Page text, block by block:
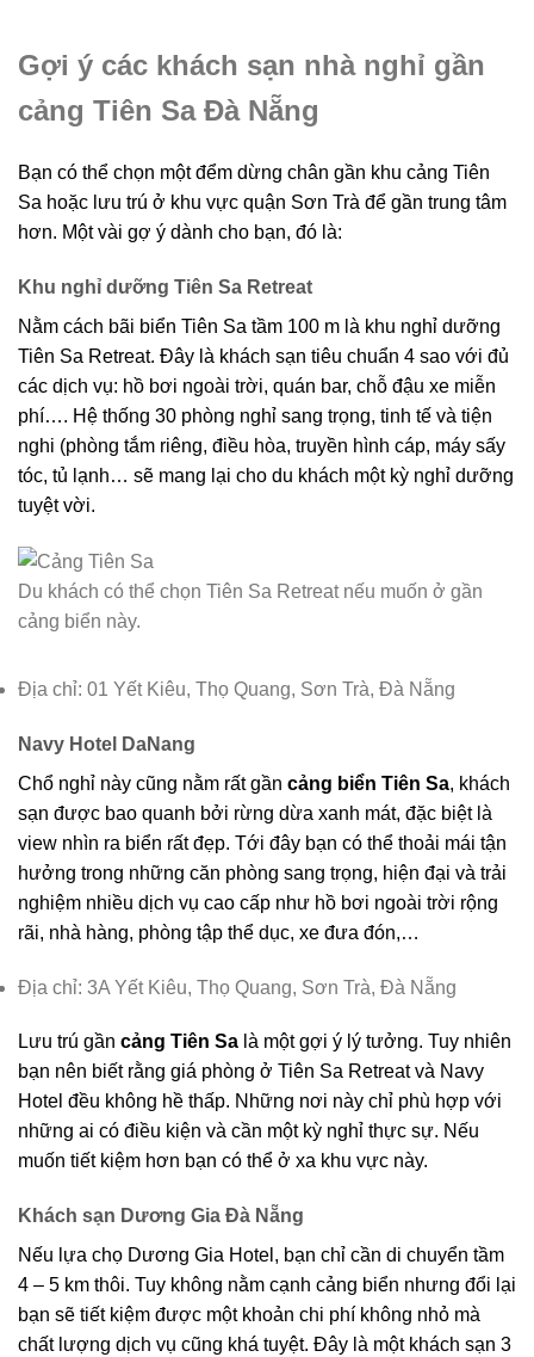
Gợi ý các khách sạn nhà nghỉ gần
cảng Tiên Sa Đà Nẵng
Bạn có thể chọn một đểm dừng chân gần khu cảng Tiên
Sa hoặc lưu trú ở khu vực quận Sơn Trà để gần trung tâm
hơn. Một vài gợ ý dành cho bạn, đó là:
Khu nghỉ dưỡng Tiên Sa Retreat
Nằm cách bãi biển Tiên Sa tầm 100 m là khu nghỉ dưỡng
Tiên Sa Retreat. Đây là khách sạn tiêu chuẩn 4 sao với đủ
các dịch vụ: hồ bơi ngoài trời, quán bar, chỗ đậu xe miễn
phí…. Hệ thống 30 phòng nghỉ sang trọng, tinh tế và tiện
nghi (phòng tắm riêng, điều hòa, truyền hình cáp, máy sấy
tóc, tủ lạnh… sẽ mang lại cho du khách một kỳ nghỉ dưỡng
tuyệt vời.
Du khách có thể chọn Tiên Sa Retreat nếu muốn ở gần
cảng biển này.
Địa chỉ: 01 Yết Kiêu, Thọ Quang, Sơn Trà, Đà Nẵng
Navy Hotel DaNang
Chổ nghỉ này cũng nằm rất gần cảng biển Tiên Sa, khách
sạn được bao quanh bởi rừng dừa xanh mát, đặc biệt là
view nhìn ra biển rất đẹp. Tới đây bạn có thể thoải mái tận
hưởng trong những căn phòng sang trọng, hiện đại và trải
nghiệm nhiều dịch vụ cao cấp như hồ bơi ngoài trời rộng
rãi, nhà hàng, phòng tập thể dục, xe đưa đón,…
Địa chỉ: 3A Yết Kiêu, Thọ Quang, Sơn Trà, Đà Nẵng
Lưu trú gần cảng Tiên Sa là một gợi ý lý tưởng. Tuy nhiên
bạn nên biết rằng giá phòng ở Tiên Sa Retreat và Navy
Hotel đều không hề thấp. Những nơi này chỉ phù hợp với
những ai có điều kiện và cần một kỳ nghỉ thực sự. Nếu
muốn tiết kiệm hơn bạn có thể ở xa khu vực này.
Khách sạn Dương Gia Đà Nẵng
Nếu lựa chọ Dương Gia Hotel, bạn chỉ cần di chuyển tầm
4 – 5 km thôi. Tuy không nằm cạnh cảng biển nhưng đổi lại
bạn sẽ tiết kiệm được một khoản chi phí không nhỏ mà
chất lượng dịch vụ cũng khá tuyệt. Đây là một khách sạn 3